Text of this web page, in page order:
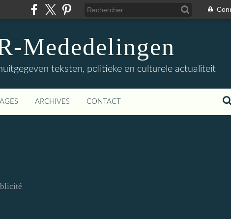
Mededelingen
teksten, politieke en culturele actualiteit
ARCHIVES CONTACT